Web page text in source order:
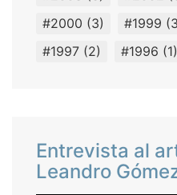
#2000 (3) #1999
#1997 (2) #1996 (1)
Entrevista al
Leandro